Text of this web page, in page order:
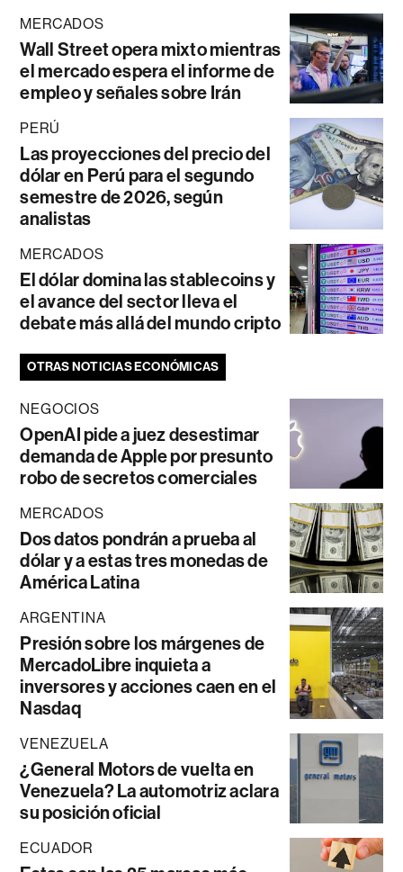
MERCADOS
Wall Street opera mixto mientras
el mercado espera el informe de
empleo y señales sobre Irán
PERÚ
Las proyecciones del precio del
dólar en Perú para el segundo
semestre de 2026, según
analistas
MERCADOS
El dólar domina las stablecoins y
el avance del sector lleva el
debate más allá del mundo cripto
OTRAS NOTICIAS ECONÓMICAS
NEGOCIOS
OpenAI pide a juez desestimar
demanda de Apple por presunto
robo de secretos comerciales
MERCADOS
Dos datos pondrán a prueba al
dólar y a estas tres monedas de
América Latina
ARGENTINA
Presión sobre los márgenes de
MercadoLibre inquieta a
inversores y acciones caen en el
Nasdaq
VENEZUELA
¿General Motors de vuelta en
Venezuela? La automotriz aclara
su posición oficial
ECUADOR